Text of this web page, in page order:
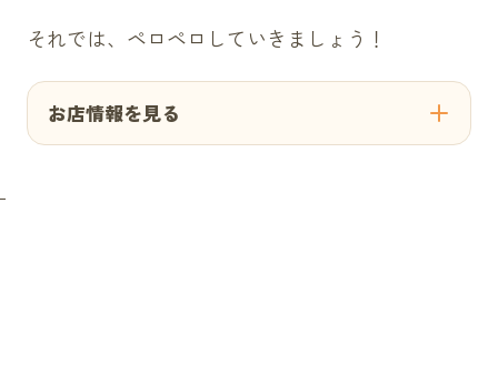
それでは、ペロペロしていきましょう！
お店情報を見る